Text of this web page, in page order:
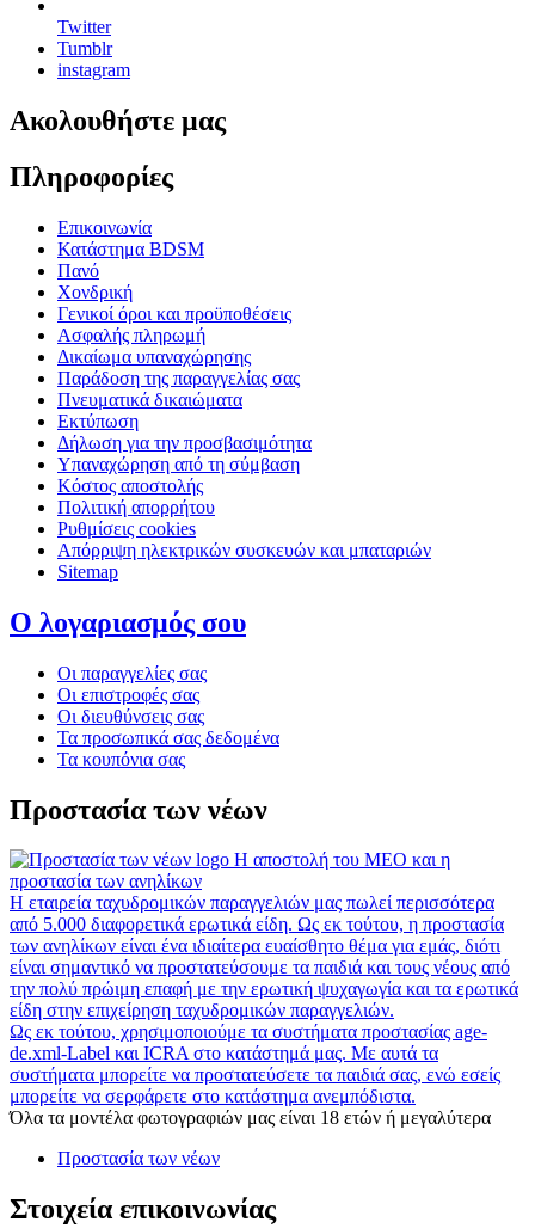
Twitter
Tumblr
instagram
Ακολουθήστε μας
Πληροφορίες
Επικοινωνία
Κατάστημα BDSM
Πανό
Χονδρική
Γενικοί όροι και προϋποθέσεις
Ασφαλής πληρωμή
Δικαίωμα υπαναχώρησης
Παράδοση της παραγγελίας σας
Πνευματικά δικαιώματα
Εκτύπωση
Δήλωση για την προσβασιμότητα
Υπαναχώρηση από τη σύμβαση
Κόστος αποστολής
Πολιτική απορρήτου
Ρυθμίσεις cookies
Απόρριψη ηλεκτρικών συσκευών και μπαταριών
Sitemap
Ο λογαριασμός σου
Οι παραγγελίες σας
Οι επιστροφές σας
Οι διευθύνσεις σας
Τα προσωπικά σας δεδομένα
Τα κουπόνια σας
Προστασία των νέων
Η αποστολή του MEO και η
προστασία των ανηλίκων
Η εταιρεία ταχυδρομικών παραγγελιών μας πωλεί περισσότερα
από 5.000 διαφορετικά ερωτικά είδη. Ως εκ τούτου, η προστασία
των ανηλίκων είναι ένα ιδιαίτερα ευαίσθητο θέμα για εμάς, διότι
είναι σημαντικό να προστατεύσουμε τα παιδιά και τους νέους από
την πολύ πρώιμη επαφή με την ερωτική ψυχαγωγία και τα ερωτικά
είδη στην επιχείρηση ταχυδρομικών παραγγελιών.
Ως εκ τούτου, χρησιμοποιούμε τα συστήματα προστασίας age-
de.xml-Label και ICRA στο κατάστημά μας. Με αυτά τα
συστήματα μπορείτε να προστατεύσετε τα παιδιά σας, ενώ εσείς
μπορείτε να σερφάρετε στο κατάστημα ανεμπόδιστα.
Όλα τα μοντέλα φωτογραφιών μας είναι 18 ετών ή μεγαλύτερα
Προστασία των νέων
Στοιχεία επικοινωνίας